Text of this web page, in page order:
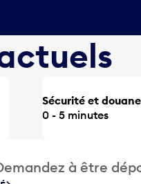
Sécurité et
0 - 5 minutes
à être